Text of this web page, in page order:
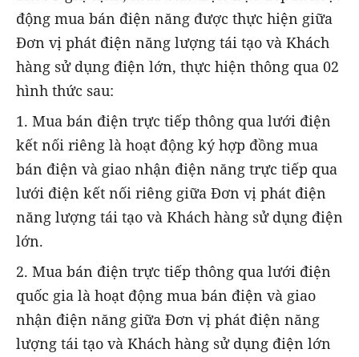
động mua bán điện năng được thực hiện giữa
Đơn vị phát điện năng lượng tái tạo và Khách
hàng sử dụng điện lớn, thực hiện thông qua 02
hình thức sau:
1. Mua bán điện trực tiếp thông qua lưới điện
kết nối riêng là hoạt động ký hợp đồng mua
bán điện và giao nhận điện năng trực tiếp qua
lưới điện kết nối riêng giữa Đơn vị phát điện
năng lượng tái tạo và Khách hàng sử dụng điện
lớn.
2. Mua bán điện trực tiếp thông qua lưới điện
quốc gia là hoạt động mua bán điện và giao
nhận điện năng giữa Đơn vị phát điện năng
lượng tái tạo và Khách hàng sử dụng điện lớn